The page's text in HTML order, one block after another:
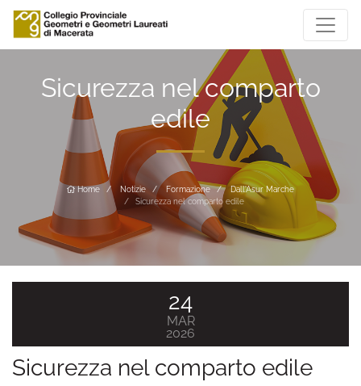
Sicurezza nel comparto
edile
Home Notizie Formazione
Dall'Asur Marche
Sicurezza nel comparto edile
Sicurezza nel comparto edile
24
MAR
2026